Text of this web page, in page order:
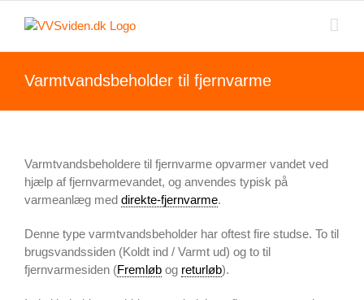
Varmtvandsbeholder til fjernvarme
Varmtvandsbeholdere til fjernvarme opvarmer vandet ved
hjælp af fjernvarmevandet, og anvendes typisk på
varmeanlæg med direkte-fjernvarme.
Denne type varmtvandsbeholder har oftest fire studse. To til
brugsvandssiden (Koldt ind / Varmt ud) og to til
fjernvarmesiden (Fremløb og returløb).